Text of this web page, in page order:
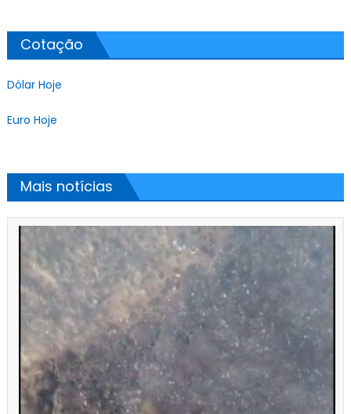
Cotação
Dólar Hoje
Euro Hoje
Mais notícias